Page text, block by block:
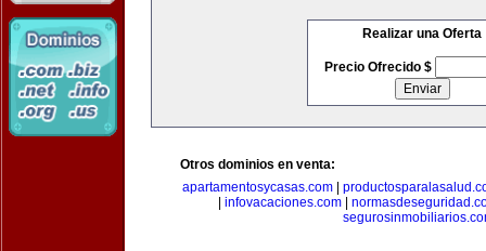
Realizar una Oferta
Precio Ofrecido $
Otros dominios en venta:
apartamentosycasas.com
infovacaciones.com|